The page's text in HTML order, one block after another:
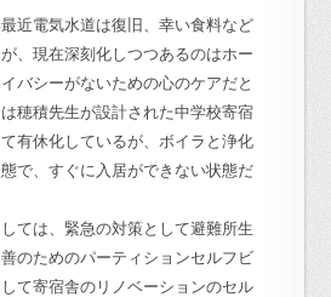
近電気水道は復旧、幸い食料など
、現在深刻化しつつあるのはホー
バシーがないための心のケアだと
穂積先生が設計された中学校寄宿
有休化しているが、ボイラと浄化
で、すぐに入居ができない状態だ
ては、緊急の対策として避難所生
のためのパーティションセルフビ
て寄宿舎のリノベーションのセル